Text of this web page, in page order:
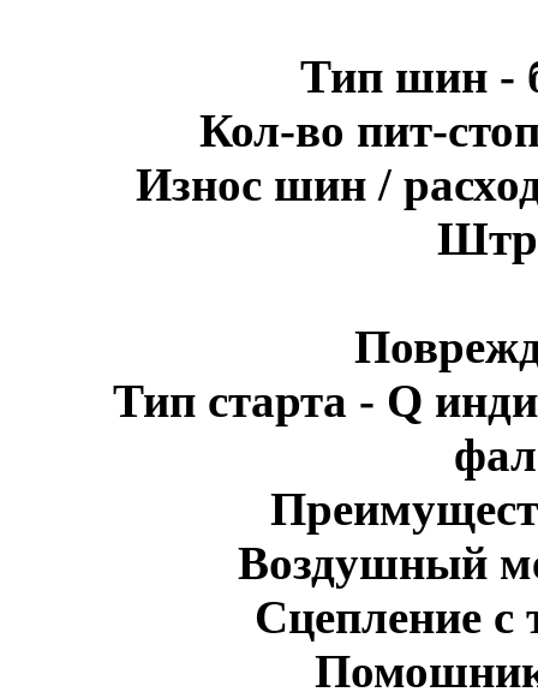
Тип шин -
Кол-во пит-
Износ шин /
Тип старта - Q
Воздушный
Сцепление с